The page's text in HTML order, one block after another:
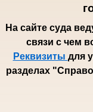
На сайте суда
связи с чем
Реквизиты для
разделах